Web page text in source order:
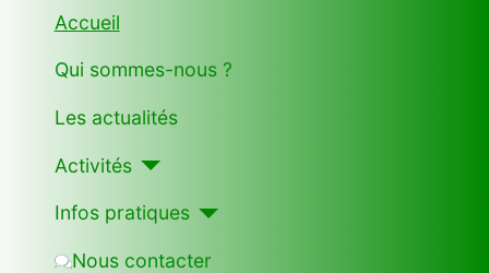
Accueil
Qui sommes-nous ?
Les actualités
Activités
Infos pratiques
Nous contacter